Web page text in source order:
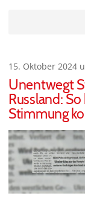
15. Oktober 2024
Unentwegt
Russland:
Stimmung